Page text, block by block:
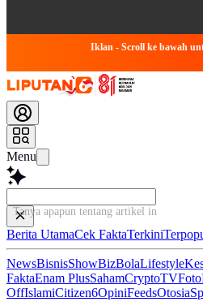
Iklan - Scroll ke bawah
Menu
Tanya apapun tentang artikel ini...
Berita UtamaCek FaktaTerkini
NewsBisnisShowBizBolaLifestyle
FaktaEnam PlusSahamCryptoTVFoto
OffIslamiCitizen6OpiniFeedsOtosia